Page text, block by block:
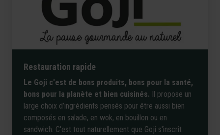
Restauration rapide
Le Goji c'est de bons produits, bons pour la santé,
bons pour la planète et bien cuisinés. Il propose un
large choix d’ingrédients pensés pour être aussi bien
composés en salade, en wok, en bouillon ou en
sandwich. C'est tout naturellement que Goji s'inscrit